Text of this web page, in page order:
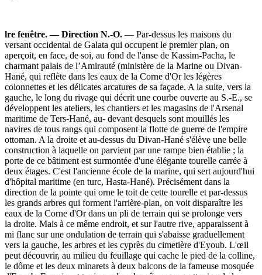
lre fenêtre. — Direction N.-O. — Par-dessus les maisons du
versant occidental de Galata qui occupent le premier plan, on
aperçoit, en face, de soi, au fond de l'anse de Kassim-Pacha, le
charmant palais de l’Amirauté (ministère de la Marine ou Divan-
Hané, qui reflète dans les eaux de la Corne d'Or les légères
colonnettes et les délicates arcatures de sa façade. A la suite, vers la
gauche, le long du rivage qui décrit une courbe ouverte au S.-E., se
développent les ateliers, les chantiers et les magasins de l'Arsenal
maritime de Ters-Hané, au- devant desquels sont mouillés les
navires de tous rangs qui composent la flotte de guerre de l'empire
ottoman. A la droite et au-dessus du Divan-Hané s'élève une belle
construction à laquelle on parvient par une rampe bien établie ; la
porte de ce bâtiment est surmontée d'une élégante tourelle carrée à
deux étages. C'est l'ancienne école de la marine, qui sert aujourd'hui
d'hôpital maritime (en turc, Hasta-Hané). Précisément dans la
direction de la pointe qui orne le toit de cette tourelle et par-dessus
les grands arbres qui forment l'arrière-plan, on voit disparaître les
eaux de la Corne d'Or dans un pli de terrain qui se prolonge vers
la droite. Mais à ce même endroit, et sur l'autre rive, apparaissent à
mi flanc sur une ondulation de terrain qui s'abaisse graduellement
vers la gauche, les arbres et les cyprès du cimetière d'Eyoub. L'œil
peut découvrir, au milieu du feuillage qui cache le pied de la colline,
le dôme et les deux minarets à deux balcons de la fameuse mosquée